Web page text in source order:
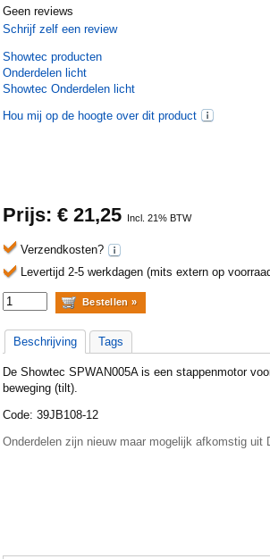
Geen reviews
Schrijf zelf een review
Showtec producten
Onderdelen licht
Showtec Onderdelen licht
Hou mij op de hoogte over dit product
Prijs: € 21,25 Incl. 21% BTW
Verzendkosten?
Levertijd 2-5 werkdagen (mits extern op
Beschrijving Tags
De Showtec SPWAN005A is een stappenmotor
beweging (tilt).
Code: 39JB108-12
Onderdelen zijn nieuw maar mogelijk afkomstig uit